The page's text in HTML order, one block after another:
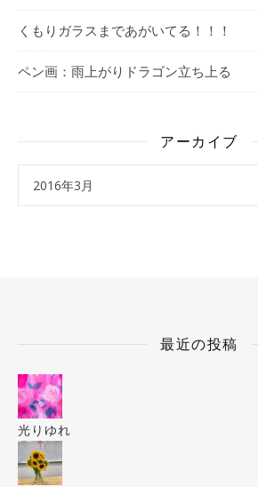
くもりガラスまであがいてる！！！
ペン画：雨上がりドラゴン立ち上る
アーカイブ
最近の投稿
光りゆれ